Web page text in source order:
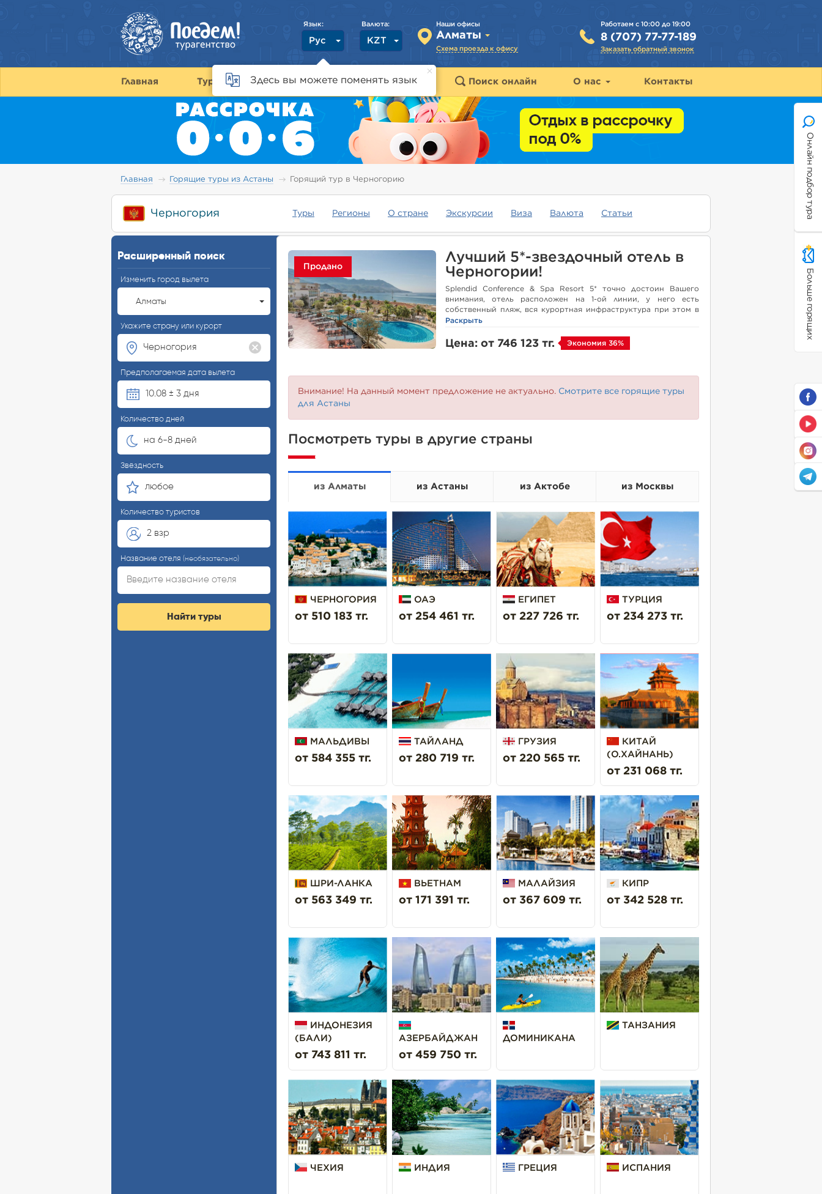
Работаем с 10:00 до 19:00
8 (707) 77-77-189
Заказать обратный звонок
Наши офисы
Алматы
Схема проезда к офису
Валюта:
KZT
Язык:
Рус
Здесь вы можете поменять язык
Главная Туры Страны Горящие туры Поиск онлайн О нас Контакты
Онлайн подбор тура
Больше горящих
Главная Горящие туры из Астаны Горящий тур в Черногорию
Черногория Туры Регионы О стране Экскурсии Виза Валюта Статьи
Расширенный поиск
Изменить город вылета
Алматы
Укажите страну или курорт
Предполагаемая дата вылета
10.08 ± 3 дня
Количество дней
на 6-8 дней
Звёздность
любое
Количество туристов
2 взр
Название отеля (необязательно)
Найти туры
Продано
Лучший 5*-звездочный отель в
Черногории!
Splendid Conference & Spa Resort 5* точно достоин Вашего
внимания, отель расположен на 1-ой линии, у него есть
собственный пляж, вся курортная инфраструктура при этом в
шаговой доступности, для тех кто летит с детьми очень удобно
наличие SPA-центра с крытыми бассейнами будет
дополнительным бонусом!
Раскрыть
Цена: от 746 123 тг. Экономия 36%
Внимание! На данный момент предложение не актуально. Смотрите все горящие туры
для Астаны
Посмотреть туры в другие страны
из Алматы из Астаны из Актобе из Москвы
ЧЕРНОГОРИЯ
от 510 183 тг.
ОАЭ
от 254 461 тг.
ЕГИПЕТ
от 227 726 тг.
ТУРЦИЯ
от 234 273 тг.
МАЛЬДИВЫ
от 584 355 тг.
ТАЙЛАНД
от 280 719 тг.
ГРУЗИЯ
от 220 565 тг.
КИТАЙ
(О.ХАЙНАНЬ)
от 231 068 тг.
ШРИ-ЛАНКА
от 563 349 тг.
ВЬЕТНАМ
от 171 391 тг.
МАЛАЙЗИЯ
от 367 609 тг.
КИПР
от 342 528 тг.
ИНДОНЕЗИЯ
(БАЛИ)
от 743 811 тг.
АЗЕРБАЙДЖАН
от 459 750 тг.
ДОМИНИКАНА
ТАНЗАНИЯ
ЧЕХИЯ ИНДИЯ ГРЕЦИЯ ИСПАНИЯ